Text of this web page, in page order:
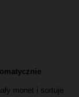
monet i sortuje